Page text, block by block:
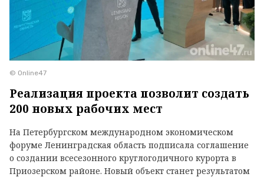
© Online47
Реализация проекта позволит создать
200 новых рабочих мест
На Петербургском международном экономическом
форуме Ленинградская область подписала соглашение
о создании всесезонного круглогодичного курорта в
Приозерском районе. Новый объект станет результатом